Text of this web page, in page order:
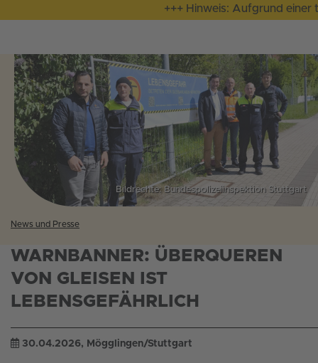
+++ Hinweis: Aufgrund einer
Bildrechte: Bundespolizeiinspektion Stuttgart
News und Presse
WARNBANNER: ÜBERQUEREN
VON GLEISEN IST
LEBENSGEFÄHRLICH
30.04.2026, Mögglingen/Stuttgart